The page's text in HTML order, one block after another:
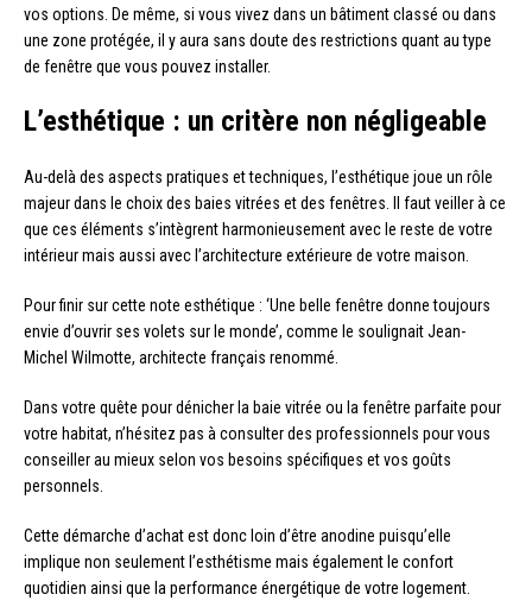
vos options. De même, si vous vivez dans un bâtiment classé ou dans
une zone protégée, il y aura sans doute des restrictions quant au type
de fenêtre que vous pouvez installer.
L’esthétique : un critère non négligeable
Au-delà des aspects pratiques et techniques, l’esthétique joue un rôle
majeur dans le choix des baies vitrées et des fenêtres. Il faut veiller à ce
que ces éléments s’intègrent harmonieusement avec le reste de votre
intérieur mais aussi avec l’architecture extérieure de votre maison.
Pour finir sur cette note esthétique : ‘Une belle fenêtre donne toujours
envie d’ouvrir ses volets sur le monde’, comme le soulignait Jean-
Michel Wilmotte, architecte français renommé.
Dans votre quête pour dénicher la baie vitrée ou la fenêtre parfaite pour
votre habitat, n’hésitez pas à consulter des professionnels pour vous
conseiller au mieux selon vos besoins spécifiques et vos goûts
personnels.
Cette démarche d’achat est donc loin d’être anodine puisqu’elle
implique non seulement l’esthétisme mais également le confort
quotidien ainsi que la performance énergétique de votre logement.